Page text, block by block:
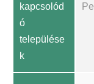
kapcsolód
ó
települése
k